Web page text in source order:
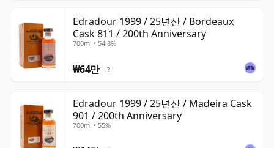
Edradour 1999 / 25년산 / Bordeaux
Cask 811 / 200th Anniversary
700ml • 54.8%
₩64만 ?
Edradour 1999 / 25년산 / Madeira Cask
901 / 200th Anniversary
700ml • 55%